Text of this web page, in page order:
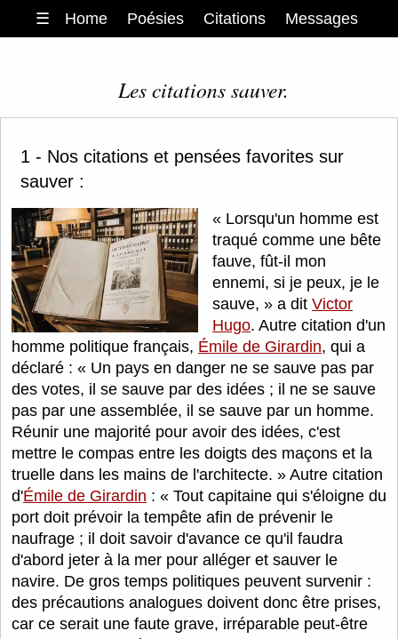
☰ Home Poésies Citations Messages
Les citations sauver.
1 - Nos citations et pensées favorites sur
sauver :
Lorsqu'un homme est
traqué comme une bête
fauve, fût-il mon
ennemi, si je peux, je le
sauve,
a dit Victor
Hugo. Autre citation d'un
homme politique français, Émile de Girardin, qui a
déclaré :
Un pays en danger ne se sauve pas par
des votes, il se sauve par des idées ; il ne se sauve
pas par une assemblée, il se sauve par un homme.
Réunir une majorité pour avoir des idées, c'est
mettre le compas entre les doigts des maçons et la
truelle dans les mains de l'architecte.
Autre citation
d'Émile de Girardin :
Tout capitaine qui s'éloigne du
port doit prévoir la tempête afin de prévenir le
naufrage ; il doit savoir d'avance ce qu'il faudra
d'abord jeter à la mer pour alléger et sauver le
navire. De gros temps politiques peuvent survenir :
des précautions analogues doivent donc être prises,
car ce serait une faute grave, irréparable peut-être